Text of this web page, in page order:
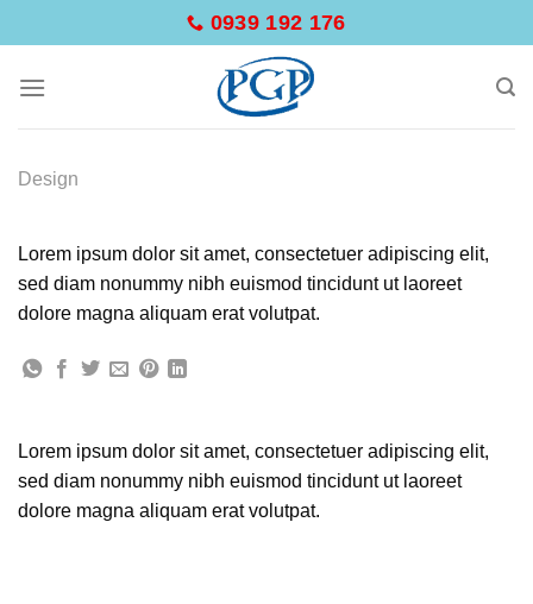
to
0939 192 176
Design
Lorem ipsum dolor sit amet, consectetuer adipiscing elit,
sed diam nonummy nibh euismod tincidunt ut laoreet
dolore magna aliquam erat volutpat.
Lorem ipsum dolor sit amet, consectetuer adipiscing elit,
sed diam nonummy nibh euismod tincidunt ut laoreet
dolore magna aliquam erat volutpat.